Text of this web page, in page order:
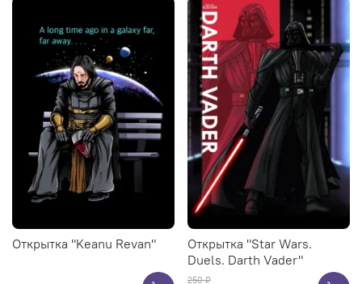
Открытка "Keanu Revan"
Открытка "Star Wars.
Duels. Darth Vader"
250 ₽